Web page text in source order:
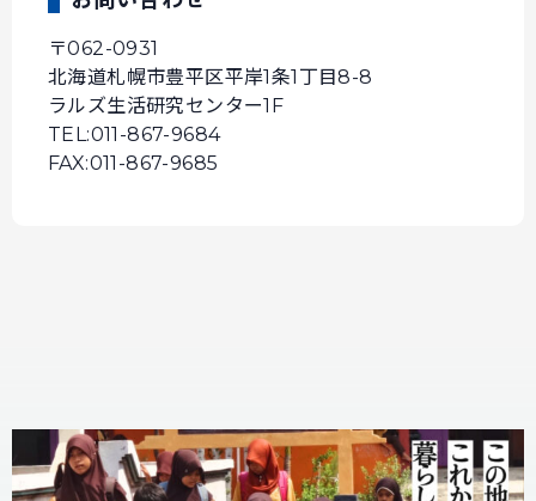
〒062-0931
北海道札幌市豊平区平岸1条1丁目8-8
ラルズ生活研究センター1F
TEL:011-867-9684
FAX:011-867-9685